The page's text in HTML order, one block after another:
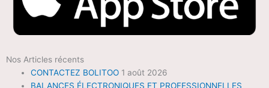
Nos Articles récents
CONTACTEZ BOLITOO 1 août 2026
BALANCES ÉLECTRONIQUES ET PROFESSIONNELLES